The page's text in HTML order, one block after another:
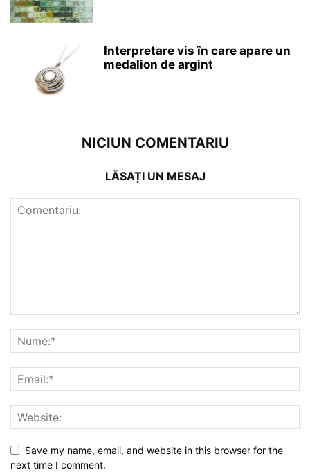
Interpretare vis în care apare un
medalion de argint
NICIUN COMENTARIU
LĂSAȚI UN MESAJ
Save my name, email, and website in this browser for the
next time I comment.